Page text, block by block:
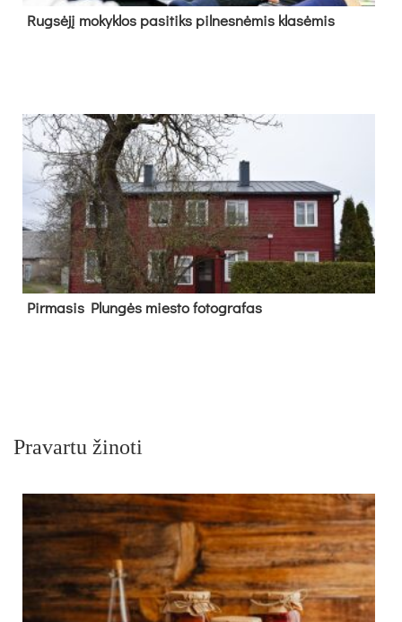
Rug­sė­jį mo­kyk­los pa­si­tiks pil­nes­nė­mis kla­sė­mis
Pir­ma­sis Plun­gės mies­to fo­tog­ra­fas
Pravartu žinoti